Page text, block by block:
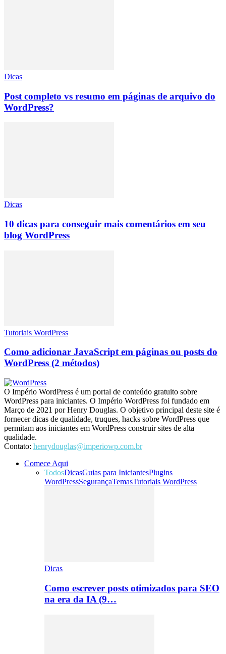
Dicas
Post completo vs resumo em páginas de arquivo do
WordPress?
Dicas
10 dicas para conseguir mais comentários em seu
blog WordPress
Tutoriais WordPress
Como adicionar JavaScript em páginas ou posts do
WordPress (2 métodos)
O Império WordPress é um portal de conteúdo gratuito sobre
WordPress para iniciantes. O Império WordPress foi fundado em
Março de 2021 por Henry Douglas. O objetivo principal deste site é
fornecer dicas de qualidade, truques, hacks sobre WordPress que
permitam aos iniciantes em WordPress construir sites de alta
qualidade.
Contato: henrydouglas@imperiowp.com.br
Comece Aqui
TodosDicasGuias para IniciantesPlugins
WordPressSegurançaTemasTutoriais WordPress
Dicas
Como escrever posts otimizados para SEO
na era da IA (9…